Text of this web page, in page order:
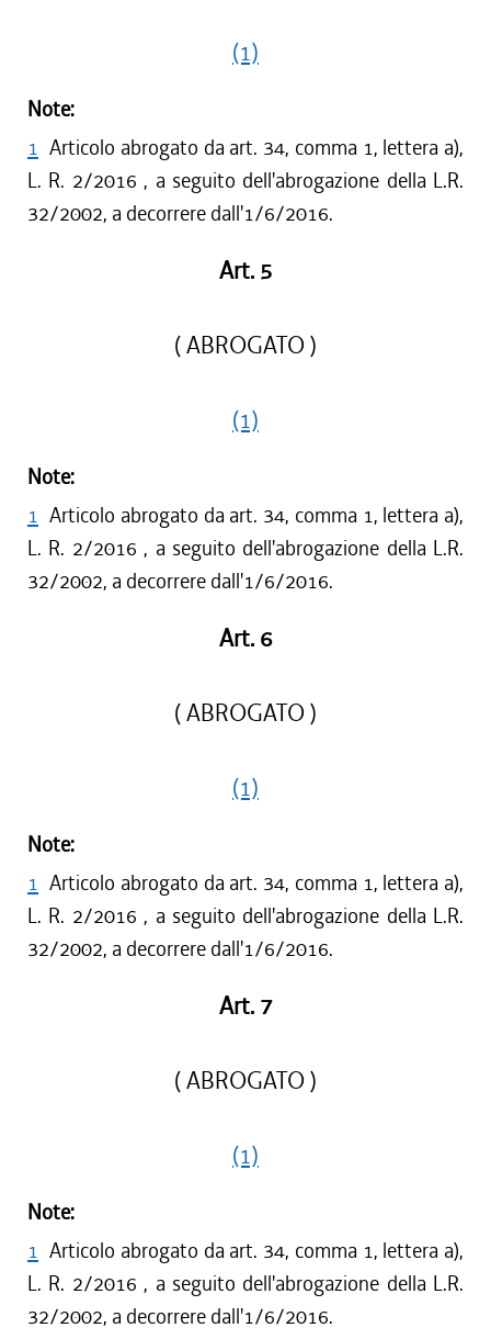
(1)
Note:
1 Articolo abrogato da art. 34, comma 1, lettera a),
L. R. 2/2016 , a seguito dell'abrogazione della L.R.
32/2002, a decorrere dall'1/6/2016.
Art. 5
( ABROGATO )
(1)
Note:
1 Articolo abrogato da art. 34, comma 1, lettera a),
L. R. 2/2016 , a seguito dell'abrogazione della L.R.
32/2002, a decorrere dall'1/6/2016.
Art. 6
( ABROGATO )
(1)
Note:
1 Articolo abrogato da art. 34, comma 1, lettera a),
L. R. 2/2016 , a seguito dell'abrogazione della L.R.
32/2002, a decorrere dall'1/6/2016.
Art. 7
( ABROGATO )
(1)
Note:
1 Articolo abrogato da art. 34, comma 1, lettera a),
L. R. 2/2016 , a seguito dell'abrogazione della L.R.
32/2002, a decorrere dall'1/6/2016.